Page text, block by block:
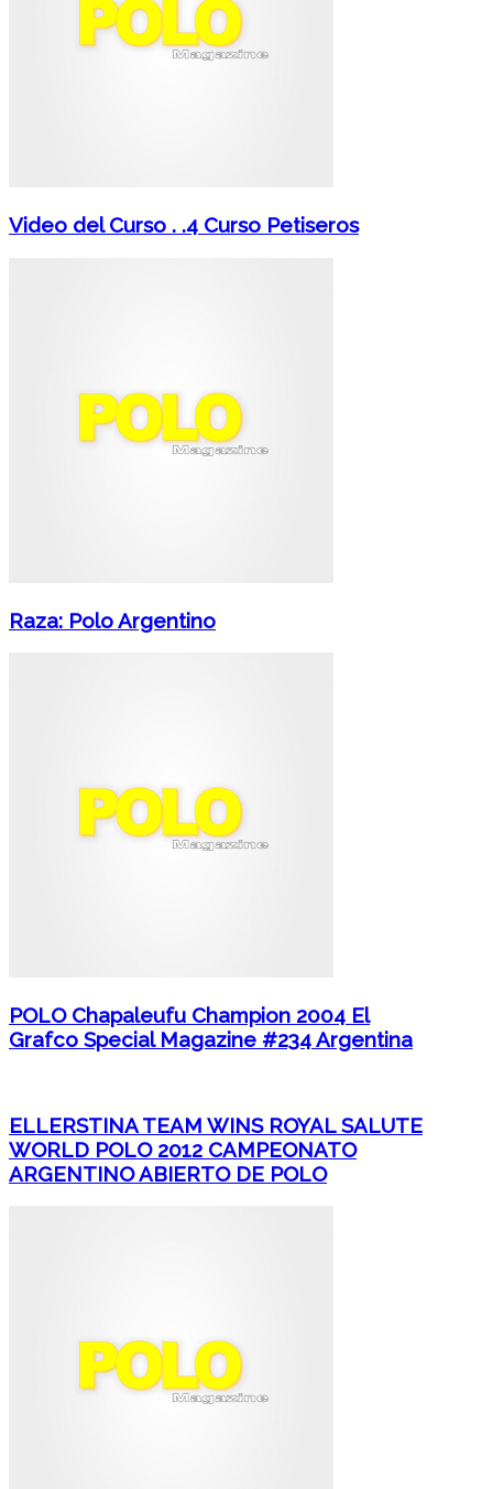
Video del Curso . .4 Curso Petiseros
Raza: Polo Argentino
POLO Chapaleufu Champion 2004 El
Grafco Special Magazine #234 Argentina
ELLERSTINA TEAM WINS ROYAL SALUTE
WORLD POLO 2012 CAMPEONATO
ARGENTINO ABIERTO DE POLO